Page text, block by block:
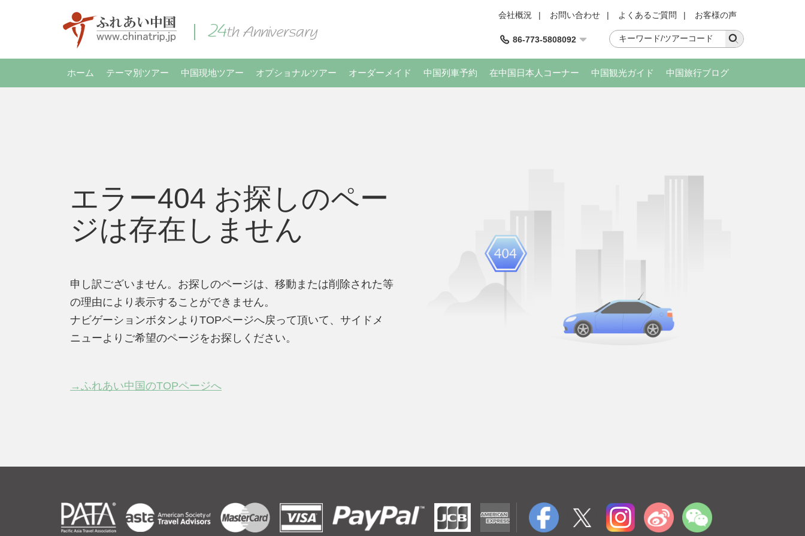
会社概況 | お問い合わせ | よくあるご質問 | お客様の声
86-773-5808092
ホーム テーマ別ツアー 中国現地ツアー オプショナルツアー オーダーメイド 中国列車予約 在中国日本人コーナー 中国観光ガイド 中国旅行ブログ
エラー404 お探しのペー
ジは存在しません
申し訳ございません。お探しのページは、移動または削除された等
の理由により表示することができません。
ナビゲーションボタンよりTOPページへ戻って頂いて、サイドメ
ニューよりご希望のページをお探しください。
→ふれあい中国のTOPページへ